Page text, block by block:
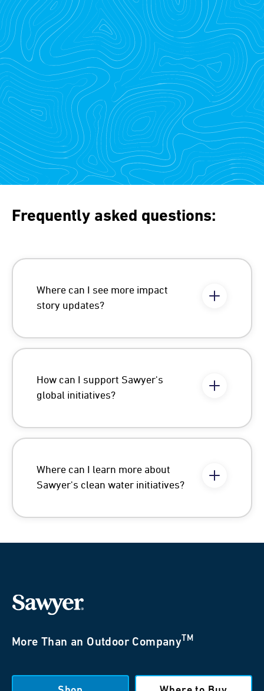
Frequently asked questions:
Where can I see more impact
story updates?
How can I support Sawyer's
global initiatives?
Where can I learn more about
Sawyer's clean water initiatives?
More Than an Outdoor Company TM